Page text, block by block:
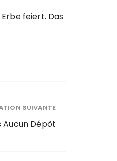
feiert. Das
SUIVANTE
Aucun Dépôt